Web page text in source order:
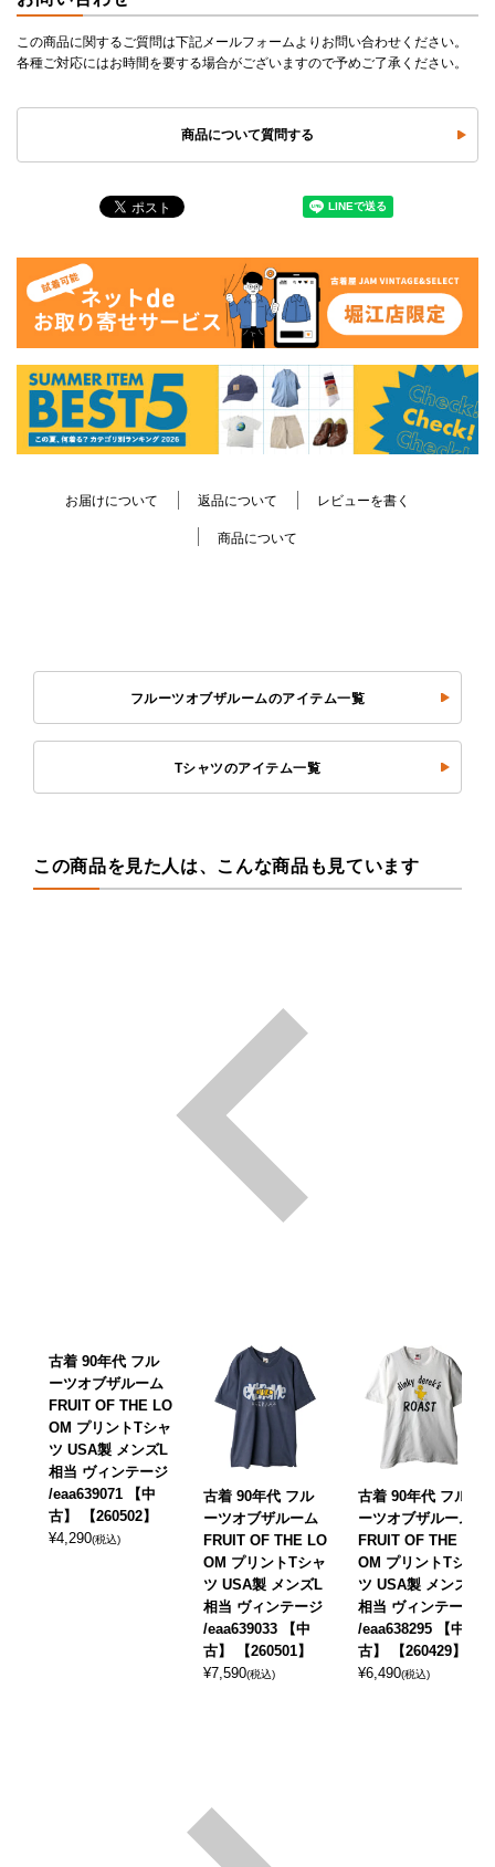
この商品に関するご質問は下記メールフォームよりお問い合わせください。
各種ご対応にはお時間を要する場合がございますので予めご了承ください。
商品について質問する
お届けについて 返品について レビューを書く
商品について
フルーツオブザルームのアイテム一覧
Tシャツのアイテム一覧
この商品を見た人は、こんな商品も見ています
古着 90年代 フル
ーツオブザルーム
FRUIT OF THE LO
OM プリントTシャ
ツ USA製 メンズL
相当 ヴィンテージ
/eaa639071 【中
古】 【260502】
¥4,290(税込)
古着 90年代 フル
ーツオブザルーム
FRUIT OF THE LO
OM プリントTシャ
ツ USA製 メンズL
相当 ヴィンテージ
/eaa639033 【中
古】 【260501】
¥7,590(税込)
古着 90年代 フル
ーツオブザルーム
FRUIT OF THE LO
OM プリントTシャ
ツ USA製 メンズL
相当 ヴィンテージ
/eaa638295 【中
古】 【260429】
¥6,490(税込)